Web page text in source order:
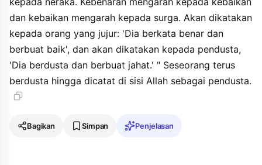
dan kebaikan mengarah kepada surga. Akan dikatakan
kepada orang yang jujur: 'Dia berkata benar dan
berbuat baik', dan akan dikatakan kepada pendusta,
'Dia berdusta dan berbuat jahat.' " Seseorang terus
berdusta hingga dicatat di sisi Allah sebagai pendusta.
Bagikan Simpan Penjelasan